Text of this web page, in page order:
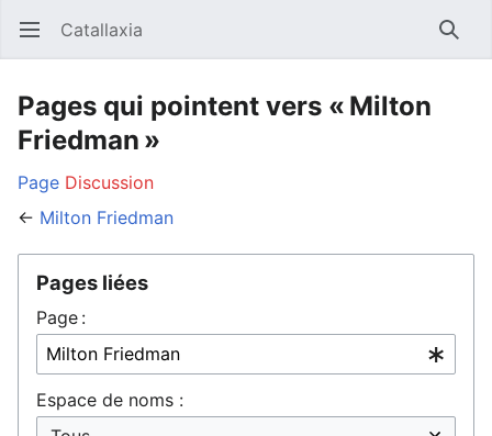
Ouvrir le menu principal Catallaxia
Pages qui pointent vers « Milton
Friedman »
Page Discussion
← Milton Friedman
Pages liées
Page :
Espace de noms :